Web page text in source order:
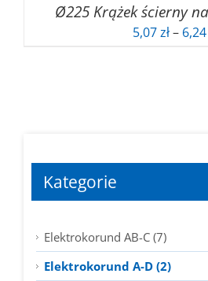
Ø225 Krążek ścierny
5,07zł– 6,24
Kategorie
Elektrokorund AB-C (7)
Elektrokorund A-D (2)